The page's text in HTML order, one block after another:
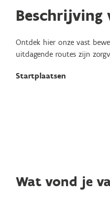
Beschrijving
Ontdek hier onze vast
uitdagende routes zijn
Startplaatsen
Wat vond je